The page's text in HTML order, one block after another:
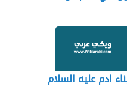
ادم عليه السلام